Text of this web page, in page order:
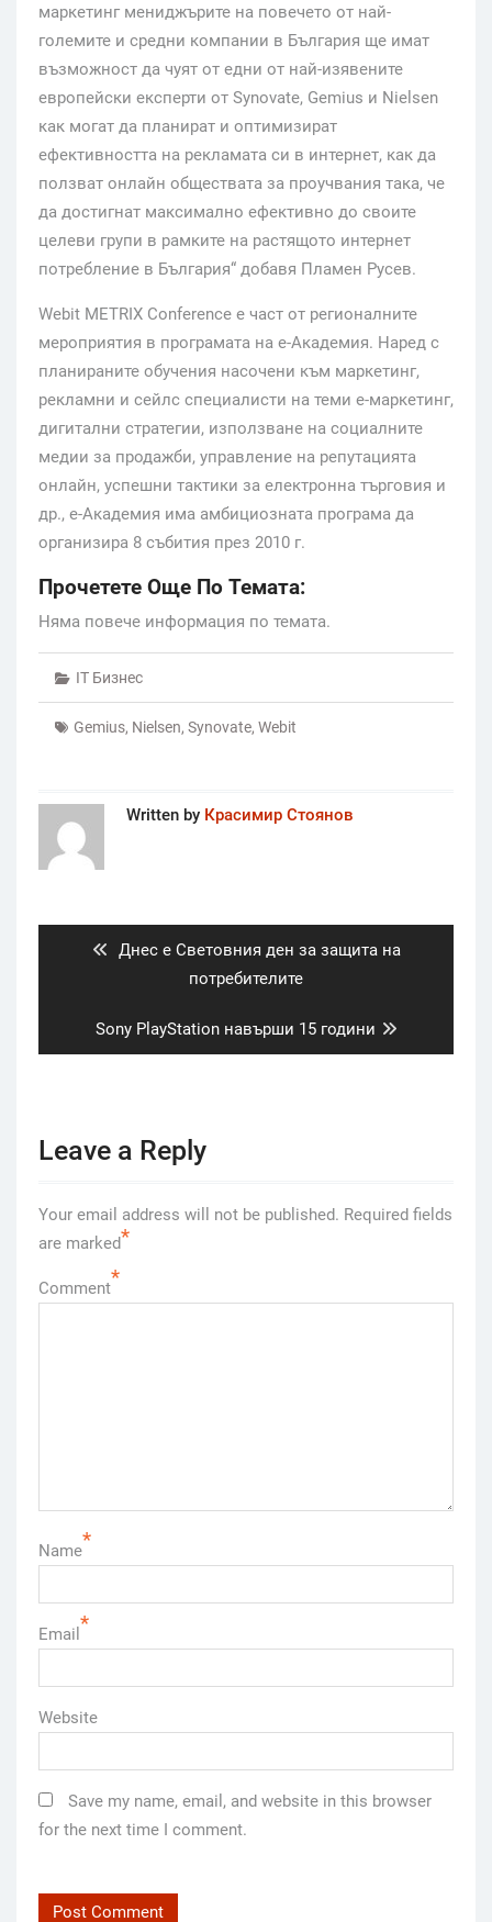
маркетинг мениджърите на повечето от най-
големите и средни компании в България ще имат
възможност да чуят от едни от най-изявените
европейски експерти от Synovate, Gemius и Nielsen
как могат да планират и оптимизират
ефективността на рекламата си в интернет, как да
ползват онлайн обществата за проучвания така, че
да достигнат максимално ефективно до своите
целеви групи в рамките на растящото интернет
потребление в България“ добавя Пламен Русев.
Webit METRIX Conference е част от регионалните
мероприятия в програмата на е-Академия. Наред с
планираните обучения насочени към маркетинг,
рекламни и сейлс специалисти на теми е-маркетинг,
дигитални стратегии, използване на социалните
медии за продажби, управление на репутацията
онлайн, успешни тактики за електронна търговия и
др., е-Академия има амбициозната програма да
организира 8 събития през 2010 г.
Прочетете Още По Темата:
Няма повече информация по темата.
IT Бизнес
Gemius, Nielsen, Synovate, Webit
Written by Красимир Стоянов
Previous
Днес е Световния ден за защита на
потребителите
Next
post:
Sony PlayStation навърши 15 години
Leave a Reply
Your email address will not be published. Required fields
are marked*
Comment*
Name*
Email *
Website
Save my name, email, and website in this browser
for the next time I comment.